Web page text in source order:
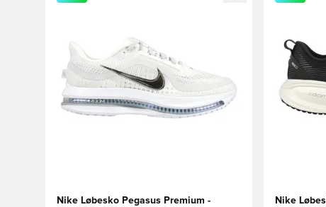
Nike Løbesko Pegasus Premium -
Nike